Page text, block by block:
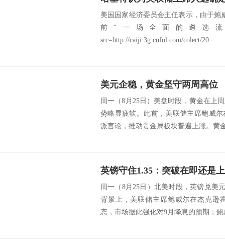
美国国家经济委员会主任表示，由于鲍
前“一场全面的遴选
src=http://caiji.3g.cnfol.com/colect/20...
美元企稳，黄金坚守两周高位
周一（8月25日）美盘时段，黄金在上
势略显疲软。此前，美联储主席鲍威
派言论，推动贵金属板块普遍上涨。黄
英镑守住1.35：突破在即还是
周一（8月25日）北美时段，英镑兑美
背景上，美联储主席鲍威尔在杰克逊
态，市场据此强化对9月降息的预期；